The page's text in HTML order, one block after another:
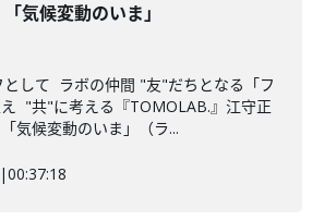
「気候変動のいま」
として ラボの仲間 "友"だちとなる「フ
"共"に考える『TOMOLAB.』江守正
気候変動のいま」（ラ...
|00:37:18